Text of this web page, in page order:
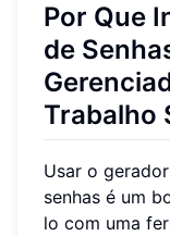
Por Que
de
Trabalho
Usar o
senhas é um
lo com uma